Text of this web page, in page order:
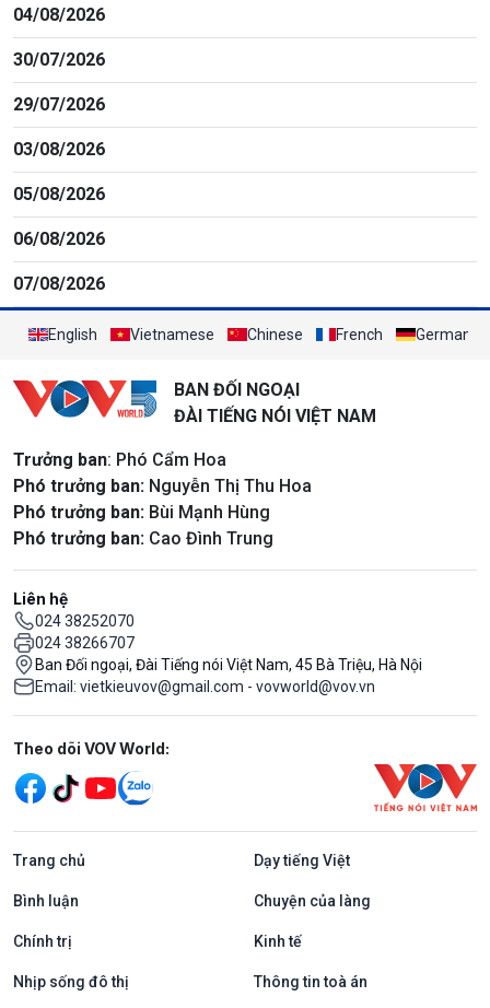
04/08/2026
30/07/2026
29/07/2026
03/08/2026
05/08/2026
06/08/2026
07/08/2026
English Vietnamese Chinese French German
BAN ĐỐI NGOẠI
ĐÀI TIẾNG NÓI VIỆT NAM
Trưởng ban: Phó Cẩm Hoa
Phó trưởng ban: Nguyễn Thị Thu Hoa
Phó trưởng ban: Bùi Mạnh Hùng
Phó trưởng ban: Cao Đình Trung
Liên hệ
024 38252070
024 38266707
Ban Đối ngoại, Đài Tiếng nói Việt Nam, 45 Bà Triệu, Hà Nội
Email: vietkieuvov@gmail.com - vovworld@vov.vn
Mạng xã hội
Theo dõi VOV World:
Trang chủ Dạy tiếng Việt
Bình luận Chuyện của làng
Chính trị Kinh tế
Nhịp sống đô thị Thông tin toà án